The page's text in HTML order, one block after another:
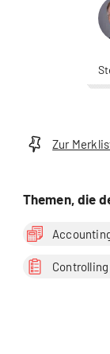
Zur
Themen, die
Controlling